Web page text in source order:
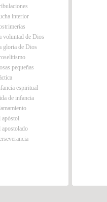
interior
voluntad de Dios
gloria de Dios
pequeñas
espiritual
de infancia
apóstol
apostolado